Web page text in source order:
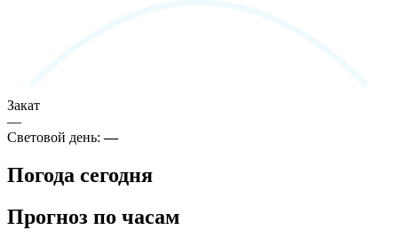
Закат
—
Световой день:—
Погода сегодня
Прогноз по часам